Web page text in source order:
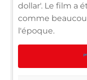
dollar'. Le film a
comme
l'époque.